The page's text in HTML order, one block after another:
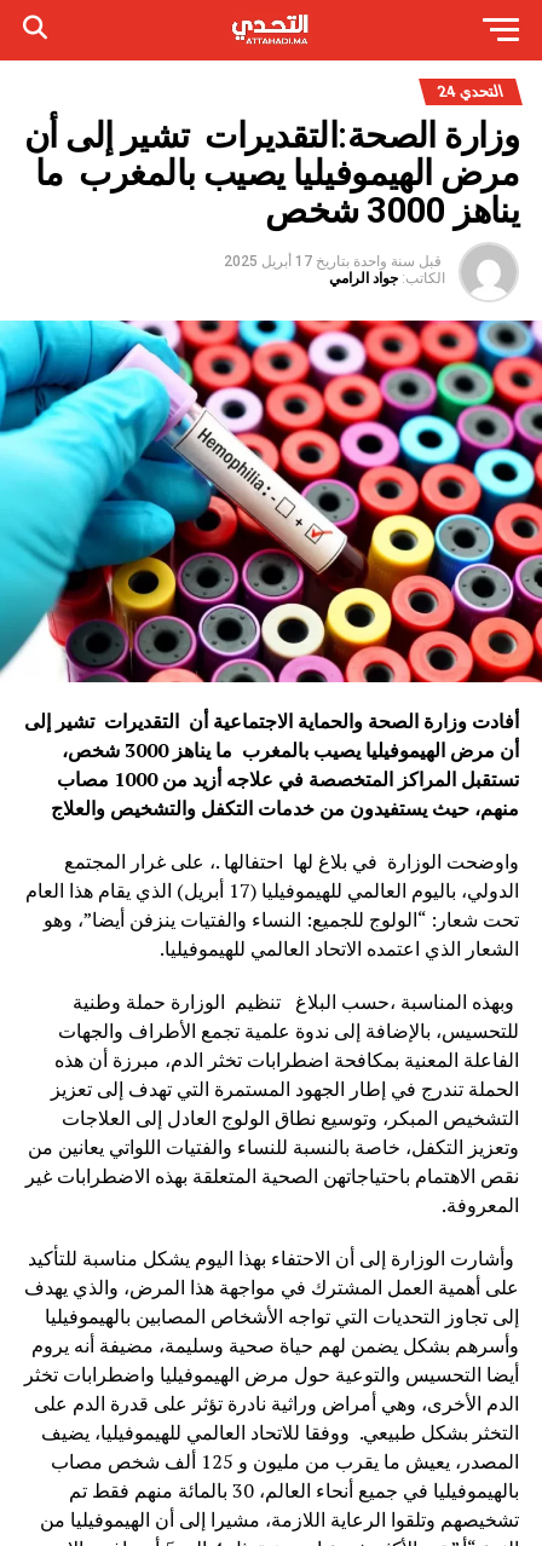
التحدي 24
وزارة الصحة:التقديرات تشير إلى أن
مرض الهيموفيليا يصيب بالمغرب ما
يناهز 3000 شخص
قبل سنة واحدة بتاريخ 17 أبريل 2025
الكاتب: جواد الرامي
أفادت وزارة الصحة والحماية الاجتماعية أن التقديرات تشير إلى
أن مرض الهيموفيليا يصيب بالمغرب ما يناهز 3000 شخص،
تستقبل المراكز المتخصصة في علاجه أزيد من 1000 مصاب
منهم، حيث يستفيدون من خدمات التكفل والتشخيص والعلاج
واوضحت الوزارة في بلاغ لها احتفالها .، على غرار المجتمع
الدولي، باليوم العالمي للهيموفيليا (17 أبريل) الذي يقام هذا العام
تحت شعار: “الولوج للجميع: النساء والفتيات ينزفن أيضا”، وهو
الشعار الذي اعتمده الاتحاد العالمي للهيموفيليا.
وبهذه المناسبة ،حسب البلاغ تنظيم الوزارة حملة وطنية
للتحسيس، بالإضافة إلى ندوة علمية تجمع الأطراف والجهات
الفاعلة المعنية بمكافحة اضطرابات تخثر الدم، مبرزة أن هذه
الحملة تندرج في إطار الجهود المستمرة التي تهدف إلى تعزيز
التشخيص المبكر، وتوسيع نطاق الولوج العادل إلى العلاجات
وتعزيز التكفل، خاصة بالنسبة للنساء والفتيات اللواتي يعانين من
نقص الاهتمام باحتياجاتهن الصحية المتعلقة بهذه الاضطرابات غير
المعروفة.
وأشارت الوزارة إلى أن الاحتفاء بهذا اليوم يشكل مناسبة للتأكيد
على أهمية العمل المشترك في مواجهة هذا المرض، والذي يهدف
إلى تجاوز التحديات التي تواجه الأشخاص المصابين بالهيموفيليا
وأسرهم بشكل يضمن لهم حياة صحية وسليمة، مضيفة أنه يروم
أيضا التحسيس والتوعية حول مرض الهيموفيليا واضطرابات تخثر
الدم الأخرى، وهي أمراض وراثية نادرة تؤثر على قدرة الدم على
التخثر بشكل طبيعي. ووفقا للاتحاد العالمي للهيموفيليا، يضيف
المصدر، يعيش ما يقرب من مليون و 125 ألف شخص مصاب
بالهيموفيليا في جميع أنحاء العالم، 30 بالمائة منهم فقط تم
تشخيصهم وتلقوا الرعاية اللازمة، مشيرا إلى أن الهيموفيليا من